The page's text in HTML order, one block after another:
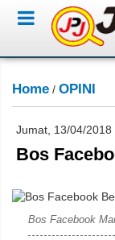
Home / OPINI
Jumat, 13/04/2018
Bos
Bos Facebook